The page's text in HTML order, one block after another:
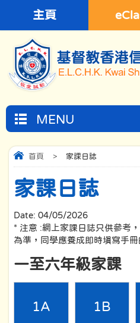
主頁
MENU
首頁 > 家課日誌
家課日誌
Date:04/05/2026
* 注意 :網上家課日誌只供參考
為準，同學應養成即時填寫手冊
一至六年級家課
1A 1B